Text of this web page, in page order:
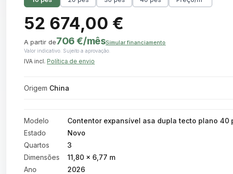
52 674,00 €
A partir de706 €/mêsSimular financiamento
Valor indicativo. Sujeito a aprovação.
IVA incl. Política de envio
Origem China
Modelo
Contentor expansível asa dupla tecto plano 40
Estado
Novo
Quartos
3
Dimensões
11,80 × 6,77 m
Ano
2026